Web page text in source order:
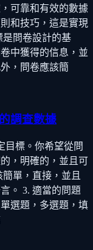
可靠和有效的數據
和技巧，這是實現
問卷設計的基
中獲得的信息，並
，問卷應該簡
調查數據
目標。你希望從問
，明確的，並且可
單，直接，並且
。 3. 適當的問題
選題，多選題，填